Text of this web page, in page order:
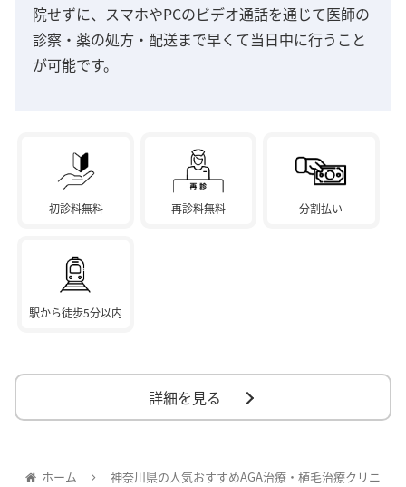
院せずに、スマホやPCのビデオ通話を通じて医師の
診察・薬の処方・配送まで早くて当日中に行うこと
が可能です。
初診料無料 再診料無料 分割払い
駅から徒歩5分以内
詳細を見る
ホーム
神奈川県の人気おすすめAGA治療・植毛治療クリニ